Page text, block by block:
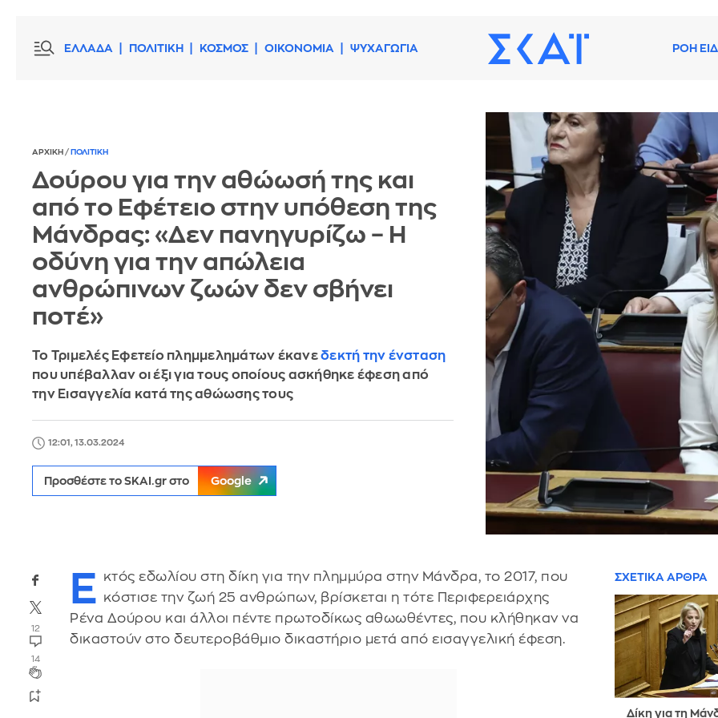
ΕΛΛΑΔΑ ΠΟΛΙΤΙΚΗ ΚΟΣΜΟΣ ΟΙΚΟΝΟΜΙΑ ΨΥΧΑΓΩΓΙΑ ΡΟΗ
ΑΡΧΙΚΗ / ΠΟΛΙΤΙΚΗ
Δούρου για την αθώωσή της και
από το Εφέτειο στην υπόθεση της
Μάνδρας: «Δεν πανηγυρίζω – Η
οδύνη για την απώλεια
ανθρώπινων ζωών δεν σβήνει
ποτέ»
Το Τριμελές Εφετείο πλημμελημάτων έκανεδεκτή την ένσταση
που υπέβαλλαν οι έξι για τους οποίους ασκήθηκε έφεση από
την Εισαγγελία κατά της αθώωσης τους
12:01, 13.03.2024
Προσθέστε το SKAI.gr στο Google
12
14
Ε κτός εδωλίου στη δίκη για την πλημμύρα στην Μάνδρα, το 2017, που
κόστισε την ζωή 25 ανθρώπων, βρίσκεται η τότε Περιφερειάρχης
Ρένα Δούρου και άλλοι πέντε πρωτοδίκως αθωωθέντες, που κλήθηκαν να
δικαστούν στο δευτεροβάθμιο δικαστήριο μετά από εισαγγελική έφεση.
ΣΧΕΤΙΚΑ ΑΡΘΡΑ
Δίκη για τη